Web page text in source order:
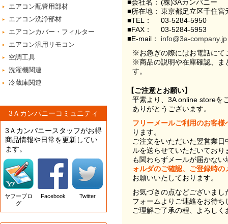
エアコン配管用部材
エアコン洗浄部材
エアコンカバー・フィルター
エアコン汎用リモコン
空調工具
洗濯機関連
冷蔵庫関連
3Ａカンパニーコミュニティ
3Ａカンパニースタッフがお得
商品情報や日常を更新してい
ます。
ヤフーブロ
グ
Facebook Twitter
■会社名： (株)3Aカンパニー
■所在地： 東京都足立区千住
■TEL：
03-5284-5950
■FAX：
03-5284-5953
■E-mail：
info@3a-company.jp
※お急ぎの際にはお電話にて
※商品の説明や在庫確認、ま
す。
【ご注意とお願い】
平素より、3A online storeを
ありがとうございます。
フリーメールご利用のお客様
ります。
ご注文をいただいた翌営業
ルを送らせていただいてお
も関わらずメールが届かない
ォルダのご確認、ご登録時
お願いいたしております。
お気づきの点などございま
フォームよりご連絡をお待ち
ご理解ご了承の程、よろし